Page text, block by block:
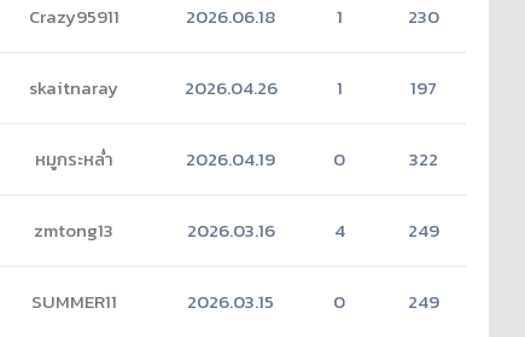
Crazy95911 2026.06.18 1 230
skaitnaray 2026.04.26 1 197
หมูกระหล่ำ 2026.04.19 0 322
zmtong13 2026.03.16 4 249
SUMMER11 2026.03.15 0 249